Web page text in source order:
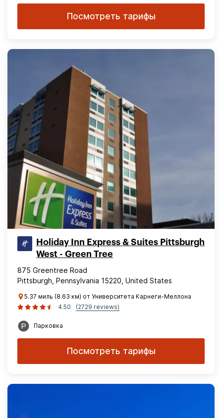
Посмотреть тарифы
Holiday Inn Express & Suites Pittsburgh
West - Green Tree
875 Greentree Road
Pittsburgh, Pennsylvania 15220, United States
5.37 миль (8.63 км) от Университета Карнеги-Меллона
4.50
(2729 reviews)
Парковка
Посмотреть тарифы